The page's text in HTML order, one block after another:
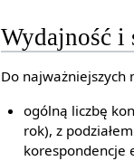
Wydajność i
Do najważniejszych
ogólną liczbę
rok), z
korespondencje